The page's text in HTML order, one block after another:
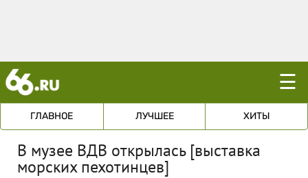
☰
ГЛАВНОЕ ЛУЧШЕЕ ХИТЫ
В музее ВДВ открылась [выставка
морских пехотинцев]